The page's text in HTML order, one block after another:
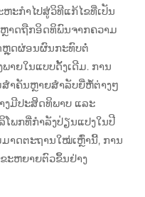
ະກໍາໄປສູ່ວິທີແກ້ໄຂທີ່ເປັນ
າດຖືກອິດທິພົນຈາກຄວາມ
ຫຼຸດຜ່ອນຜົນກະທົບຕໍ່
າຍໃນແບບດັ້ງເດີມ. ການ
າຄັນຫຼາຍສໍາລັບຍີ່ຫໍ້ຕ່າງໆ
ງມີປະສິດທິພາບ ແລະ
ພກທີ່ກໍາລັງປ່ຽນແປງໃນປີ
າດຕະຖານໃໝ່ເຫຼົ່ານີ້, ການ
ະຫຍາຍຕົວຂຶ້ນຢ່າງ